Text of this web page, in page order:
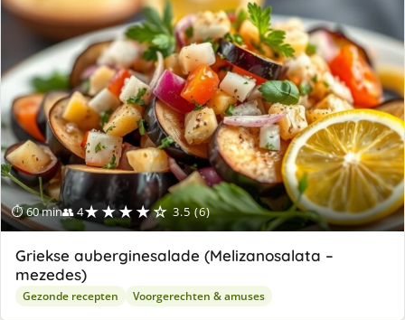
⏱ 60 min👥 4★★★★☆ 3.5 (6)
Griekse auberginesalade (Melizanosalata –
mezedes)
Gezonde recepten Voorgerechten & amuses